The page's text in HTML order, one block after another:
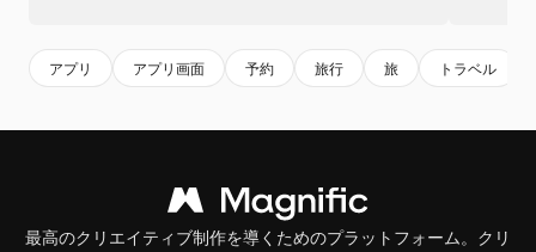
アプリ アプリ画面 予約 旅行 旅 トラベル
最高のクリエイティブ制作を導くためのプラットフォーム。クリ